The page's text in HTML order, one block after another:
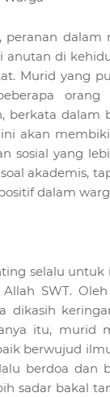
peranan
anutan di
Murid yang
orang
berkata dalam
akan
sosial yang
akademis,
dalam
selalu
SWT.
dikasih
itu, murid
berwujud
berdoa dan
sadar bakal